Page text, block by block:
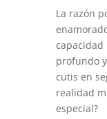
La razón
profundo
cutis en
realidad
especial?